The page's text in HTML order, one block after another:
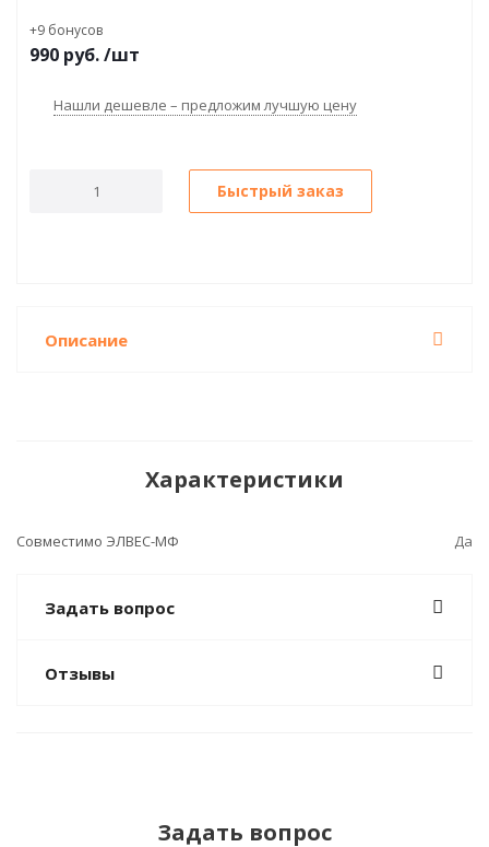
+9 бонусов
990 руб./шт
Нашли дешевле – предложим лучшую цену
Быстрый заказ
Описание
Характеристики
Совместимо ЭЛВЕС-МФ Да
Задать вопрос
Отзывы
Задать вопрос